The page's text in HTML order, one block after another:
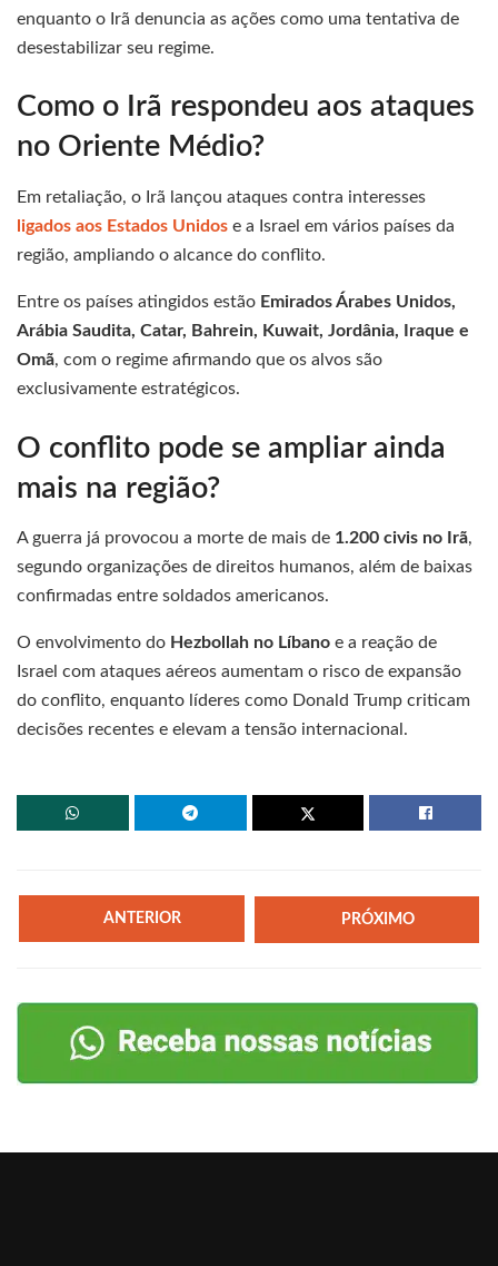
enquanto o Irã denuncia as ações como uma tentativa de
desestabilizar seu regime.
Como o Irã respondeu aos ataques
no Oriente Médio?
Em retaliação, o Irã lançou ataques contra interesses
ligados aos Estados Unidos e a Israel em vários países da
região, ampliando o alcance do conflito.
Entre os países atingidos estão Emirados Árabes Unidos,
Arábia Saudita, Catar, Bahrein, Kuwait, Jordânia, Iraque e
Omã, com o regime afirmando que os alvos são
exclusivamente estratégicos.
O conflito pode se ampliar ainda
mais na região?
A guerra já provocou a morte de mais de 1.200 civis no Irã,
segundo organizações de direitos humanos, além de baixas
confirmadas entre soldados americanos.
O envolvimento do Hezbollah no Líbano e a reação de
Israel com ataques aéreos aumentam o risco de expansão
do conflito, enquanto líderes como Donald Trump criticam
decisões recentes e elevam a tensão internacional.
ANTERIOR PRÓXIMO